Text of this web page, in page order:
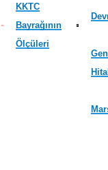
KKTC
Bayrağının
Ölçüleri